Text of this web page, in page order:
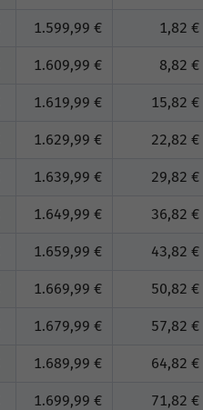
1.599,99 € 1,82 €
1.609,99 € 8,82 €
1.619,99 € 15,82 €
1.629,99 € 22,82 €
1.639,99 € 29,82 €
1.649,99 € 36,82 €
1.659,99 € 43,82 €
1.669,99 € 50,82 €
1.679,99 € 57,82 €
1.689,99 € 64,82 €
1.699,99 € 71,82 €